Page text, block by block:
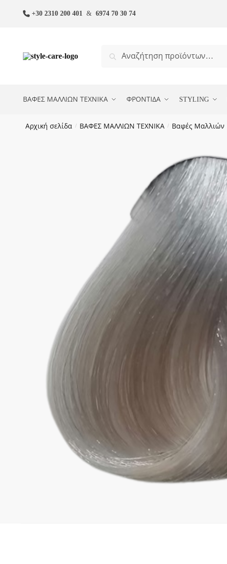
+30 2310 200 401 & 6974 70 30 74
Αναζήτηση
Αναζήτηση
ΒΑΦΕΣ ΜΑΛΛΙΩΝ ΤΕΧΝΙΚΑ ΦΡΟΝΤΙΔΑ STYLING
Αρχική σελίδα / ΒΑΦΕΣ ΜΑΛΛΙΩΝ ΤΕΧΝΙΚΑ / Βαφές Μαλλιών